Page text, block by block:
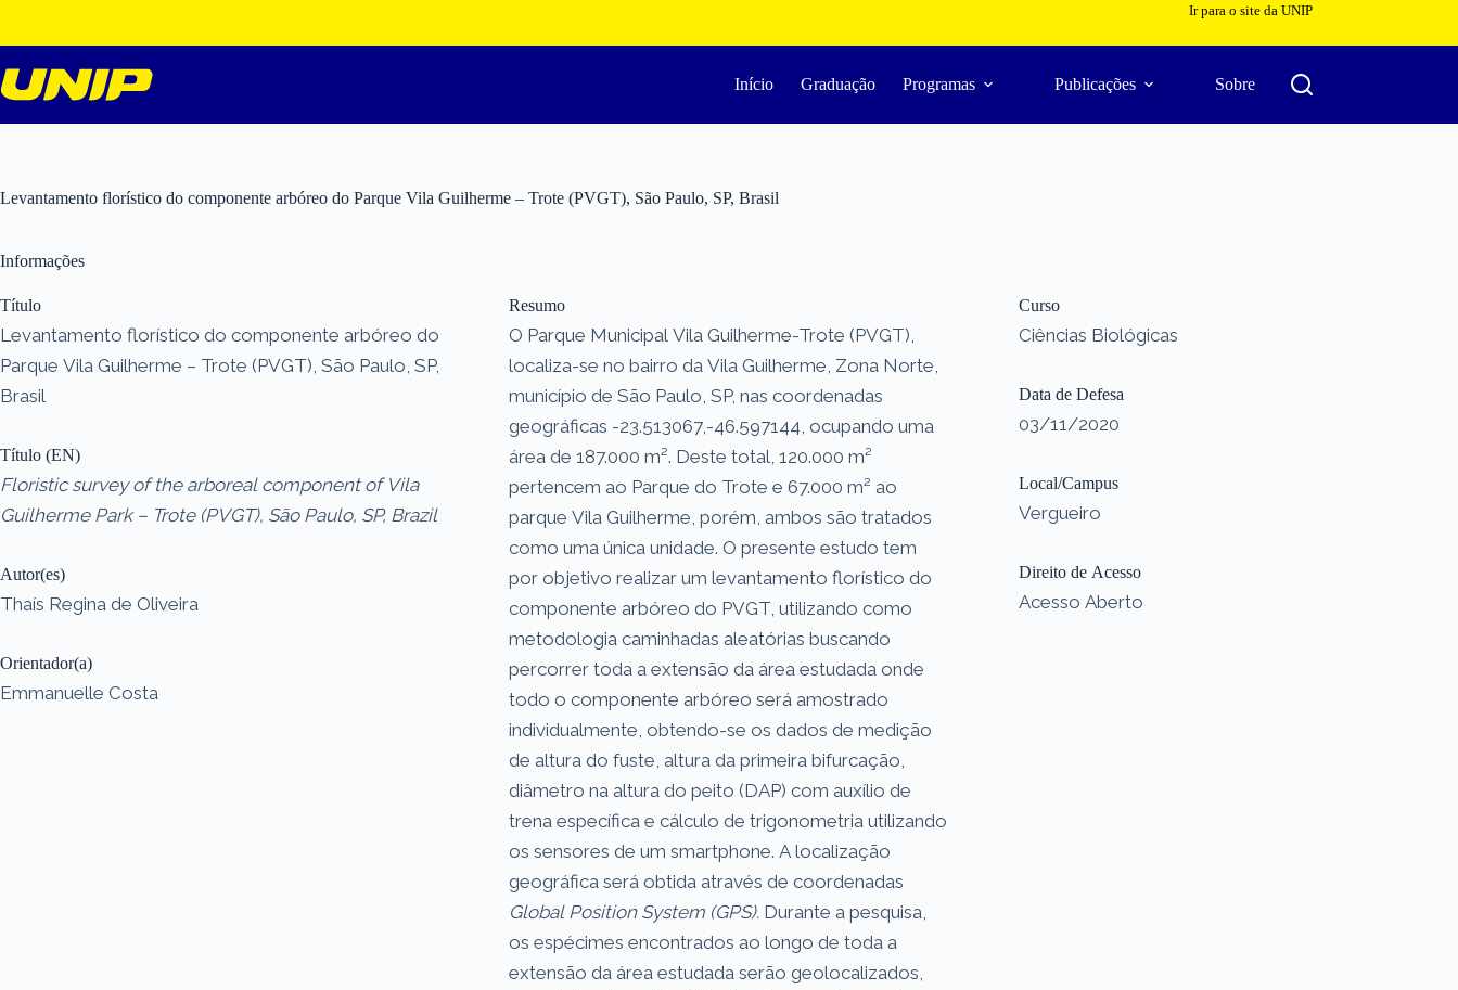
o
conteúdo
Ir para o site da UNIP
Início Graduação Programas Publicações Sobre
Levantamento florístico do componente arbóreo do Parque Vila Guilherme – Trote (PVGT), São Paulo, SP, Brasil
Informações
Título
Levantamento florístico do componente arbóreo do
Parque Vila Guilherme – Trote (PVGT), São Paulo, SP,
Brasil
Título (EN)
Floristic survey of the arboreal component of Vila
Guilherme Park – Trote (PVGT), São Paulo, SP, Brazil
Autor(es)
Thaís Regina de Oliveira
Orientador(a)
Emmanuelle Costa
Resumo
O Parque Municipal Vila Guilherme-Trote (PVGT),
localiza-se no bairro da Vila Guilherme, Zona Norte,
município de São Paulo, SP, nas coordenadas
geográficas -23.513067,-46.597144, ocupando uma
área de 187.000 m². Deste total, 120.000 m²
pertencem ao Parque do Trote e 67.000 m² ao
parque Vila Guilherme, porém, ambos são tratados
como uma única unidade. O presente estudo tem
por objetivo realizar um levantamento florístico do
componente arbóreo do PVGT, utilizando como
metodologia caminhadas aleatórias buscando
percorrer toda a extensão da área estudada onde
todo o componente arbóreo será amostrado
individualmente, obtendo-se os dados de medição
de altura do fuste, altura da primeira bifurcação,
diâmetro na altura do peito (DAP) com auxílio de
trena específica e cálculo de trigonometria utilizando
os sensores de um smartphone. A localização
geográfica será obtida através de coordenadas
Global Position System (GPS). Durante a pesquisa,
os espécimes encontrados ao longo de toda a
extensão da área estudada serão geolocalizados,
Curso
Ciências Biológicas
Data de Defesa
03/11/2020
Local/Campus
Vergueiro
Direito de Acesso
Acesso Aberto